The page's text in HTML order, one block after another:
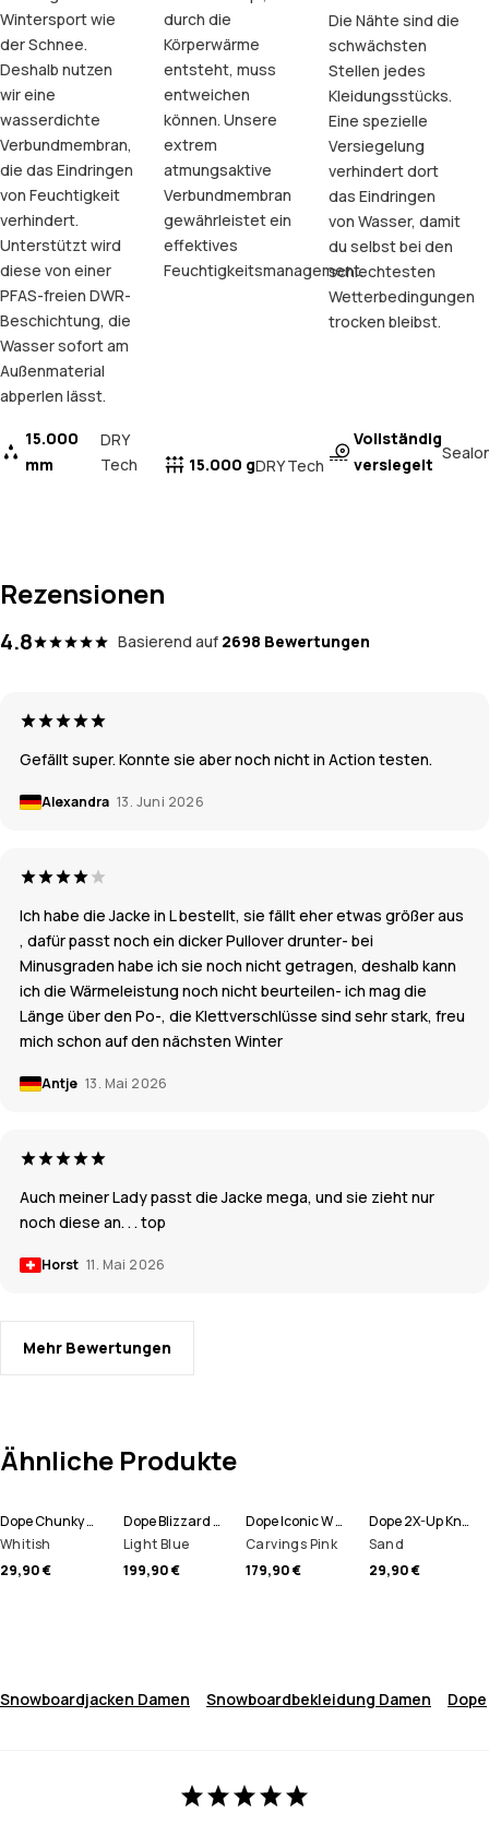
Wintersport wie
der Schnee.
Deshalb nutzen
wir eine
wasserdichte
Verbundmembran,
die das Eindringen
von Feuchtigkeit
verhindert.
Unterstützt wird
diese von einer
PFAS-freien DWR-
Beschichtung, die
Wasser sofort am
Außenmaterial
abperlen lässt.
15.000
mm
DRY
Tech
durch die
Körperwärme
entsteht, muss
entweichen
können. Unsere
extrem
atmungsaktive
Verbundmembran
gewährleistet ein
effektives
Feuchtigkeitsmanagement.
15.000 gDRY Tech
Die Nähte sind die
schwächsten
Stellen jedes
Kleidungsstücks.
Eine spezielle
Versiegelung
verhindert dort
das Eindringen
von Wasser, damit
du selbst bei den
schlechtesten
Wetterbedingungen
trocken bleibst.
Vollständig
versiegelt
Rezensionen
4.8 Basierend auf 2698 Bewertungen
Gefällt super. Konnte sie aber noch nicht in Action testen.
Alexandra 13. Juni 2026
Ich habe die Jacke in L bestellt, sie fällt eher etwas größer aus
, dafür passt noch ein dicker Pullover drunter- bei
Minusgraden habe ich sie noch nicht getragen, deshalb kann
ich die Wärmeleistung noch nicht beurteilen- ich mag die
Länge über den Po-, die Klettverschlüsse sind sehr stark, freu
mich schon auf den nächsten Winter
Antje 13. Mai 2026
Auch meiner Lady passt die Jacke mega, und sie zieht nur
noch diese an. . . top
Horst 11. Mai 2026
Mehr Bewertungen
Ähnliche Produkte
Dope Chunky Mütze
Whitish
29,90 €
Dope Blizzard W Full Zip Snowboardjacke Damen
Light Blue
199,90 €
Dope Iconic W Snowboardhose Damen
Carvings Pink
179,90 €
Dope 2X-Up Knitted Schlauchtuch
Sand
29,90 €
Snowboardjacken Damen Snowboardbekleidung Damen Dope